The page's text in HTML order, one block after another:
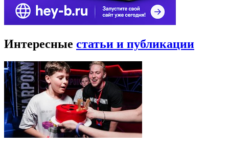
Интересные статьи и публикации